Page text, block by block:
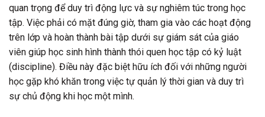
quan trọng để duy trì động lực và sự nghiêm túc trong học
tập. Việc phải có mặt đúng giờ, tham gia vào các hoạt động
trên lớp và hoàn thành bài tập dưới sự giám sát của giáo
viên giúp học sinh hình thành thói quen học tập có kỷ luật
(discipline). Điều này đặc biệt hữu ích đối với những người
học gặp khó khăn trong việc tự quản lý thời gian và duy trì
sự chủ động khi học một mình.